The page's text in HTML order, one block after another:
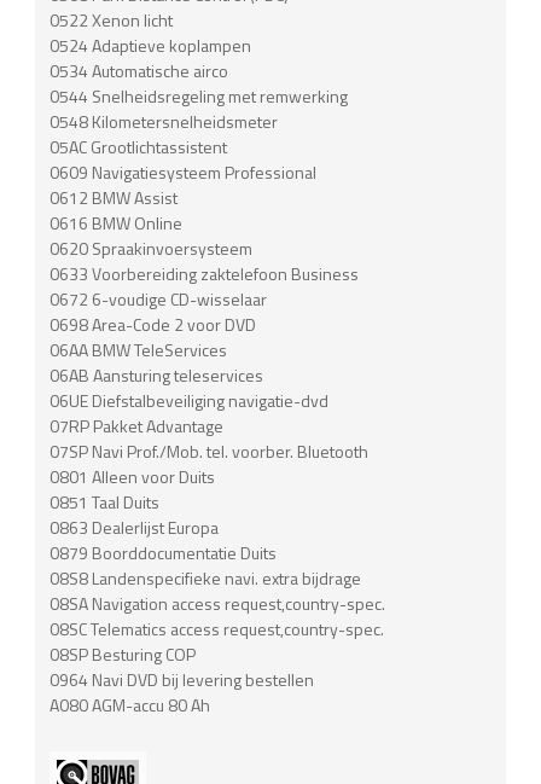
0522 Xenon licht
0524 Adaptieve koplampen
0534 Automatische airco
0544 Snelheidsregeling met remwerking
0548 Kilometersnelheidsmeter
05AC Grootlichtassistent
0609 Navigatiesysteem Professional
0612 BMW Assist
0616 BMW Online
0620 Spraakinvoersysteem
0633 Voorbereiding zaktelefoon Business
0672 6-voudige CD-wisselaar
0698 Area-Code 2 voor DVD
06AA BMW TeleServices
06AB Aansturing teleservices
06UE Diefstalbeveiliging navigatie-dvd
07RP Pakket Advantage
07SP Navi Prof./Mob. tel. voorber. Bluetooth
0801 Alleen voor Duits
0851 Taal Duits
0863 Dealerlijst Europa
0879 Boorddocumentatie Duits
08S8 Landenspecifieke navi. extra bijdrage
08SA Navigation access request,country-spec.
08SC Telematics access request,country-spec.
08SP Besturing COP
0964 Navi DVD bij levering bestellen
A080 AGM-accu 80 Ah